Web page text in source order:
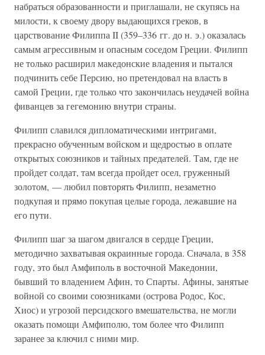
набраться образованности и приглашали, не скупясь на
милости, к своему двору выдающихся греков, в
царствование Филиппа II (359–336 гг. до н. э.) оказалась
самым агрессивным и опасным соседом Греции. Филипп
не только расширил македонские владения и пытался
подчинить себе Персию, но претендовал на власть в
самой Греции, где только что закончилась неудачей война
фиванцев за гегемонию внутри страны.
Филипп славился дипломатическими интригами,
прекрасно обученным войском и щедростью в оплате
открытых союзников и тайных предателей. Там, где не
пройдет солдат, там всегда пройдет осел, груженный
золотом, — любил повторять Филипп, незаметно
подкупая и прямо покупая целые города, лежавшие на
его пути.
Филипп шаг за шагом двигался в сердце Греции,
методично захватывая окраинные города. Сначала, в 358
году, это был Амфиполь в восточной Македонии,
бывший то владением Афин, то Спарты. Афины, занятые
войной со своими союзниками (острова Родос, Кос,
Хиос) и угрозой персидского вмешательства, не могли
оказать помощи Амфиполю, том более что Филипп
заранее за ключил с ними мир.